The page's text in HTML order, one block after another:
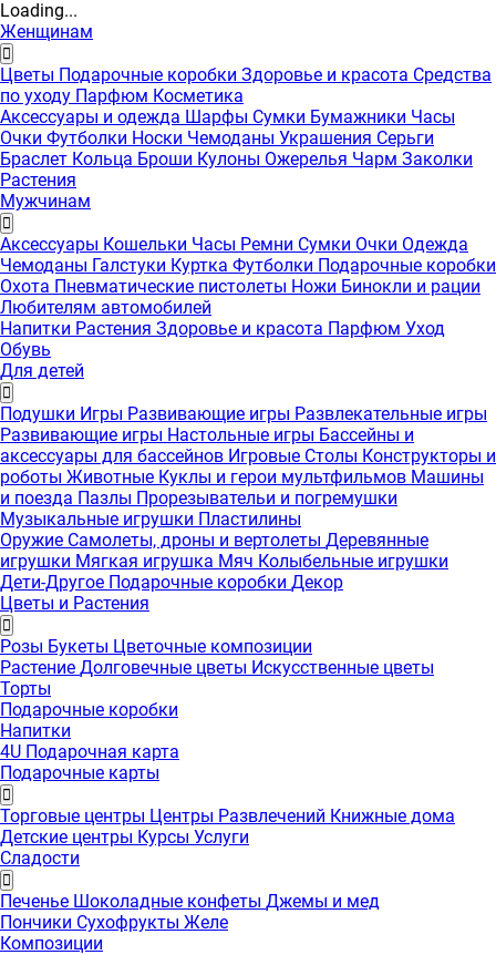
Loading...
Женщинам
Цветы Подарочные коробки Здоровье и красота Средства
по уходу Парфюм Косметика
Аксессуары и одежда Шарфы Сумки Бумажники Часы
Очки Футболки Носки Чемоданы Украшения Серьги
Браслет Кольца Броши Кулоны Ожерелья Чарм Заколки
Растения
Мужчинам
Аксессуары Кошельки Часы Ремни Сумки Очки Одежда
Чемоданы Галстуки Куртка Футболки Подарочные коробки
Охота Пневматические пистолеты Ножи Бинокли и рации
Любителям автомобилей
Напитки Растения Здоровье и красота Парфюм Уход
Обувь
Для детей
Подушки Игры Развивающие игры Развлекательные игры
Развивающие игры Настольные игры Бассейны и
аксессуары для бассейнов Игровые Столы Конструкторы и
роботы Животные Куклы и герои мультфильмов Машины
и поезда Пазлы Прорезывательи и погремушки
Музыкальные игрушки Пластилины
Оружие Самолеты, дроны и вертолеты Деревянные
игрушки Мягкая игрушка Мяч Колыбельные игрушки
Дети-Другое Подарочные коробки Декор
Цветы и Растения
Розы Букеты Цветочные композиции
Растение Долговечные цветы Искусственные цветы
Торты
Подарочные коробки
Напитки
4U Подарочная карта
Подарочные карты
Торговые центры Центры Развлечений Книжные дома
Детские центры Курсы Услуги
Сладости
Печенье Шоколадные конфеты Джемы и мед
Пончики Сухофрукты Желе
Композиции